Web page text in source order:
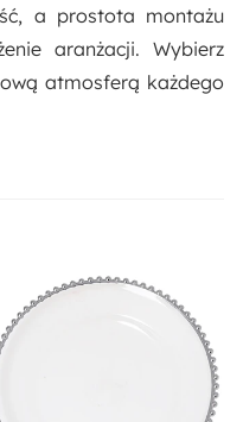
a prostota montażu
aranżacji. Wybierz
atmosferą każdego